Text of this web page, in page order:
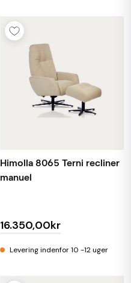
Himolla 8065 Terni recliner
manuel
16.350,00kr
Levering indenfor 10 -12 uger